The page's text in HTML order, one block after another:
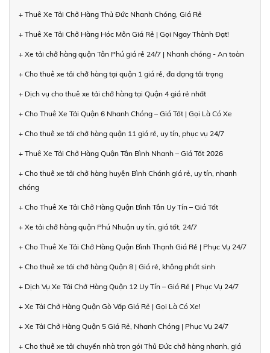
+ Thuê Xe Tải Chở Hàng Thủ Đức Nhanh Chóng, Giá Rẻ
+ Thuê Xe Tải Chở Hàng Hóc Môn Giá Rẻ | Gọi Ngay Thành Đạt!
+ Xe tải chở hàng quận Tân Phú giá rẻ 24/7 | Nhanh chóng - An toàn
+ Cho thuê xe tải chở hàng tại quận 1 giá rẻ, đa dạng tải trọng
+ Dịch vụ cho thuê xe tải chở hàng tại Quận 4 giá rẻ nhất
+ Cho Thuê Xe Tải Quận 6 Nhanh Chóng – Giá Tốt | Gọi Là Có Xe
+ Cho thuê xe tải chở hàng quận 11 giá rẻ, uy tín, phục vụ 24/7
+ Thuê Xe Tải Chở Hàng Quận Tân Bình Nhanh – Giá Tốt 2026
+ Cho thuê xe tải chở hàng huyện Bình Chánh giá rẻ, uy tín, nhanh
chóng
+ Cho Thuê Xe Tải Chở Hàng Quận Bình Tân Uy Tín – Giá Tốt
+ Xe tải chở hàng quận Phú Nhuận uy tín, giá tốt, 24/7
+ Cho Thuê Xe Tải Chở Hàng Quận Bình Thạnh Giá Rẻ | Phục Vụ 24/7
+ Cho thuê xe tải chở hàng Quận 8 | Giá rẻ, không phát sinh
+ Dịch Vụ Xe Tải Chở Hàng Quận 12 Uy Tín – Giá Rẻ | Phục Vụ 24/7
+ Xe Tải Chở Hàng Quận Gò Vấp Giá Rẻ | Gọi Là Có Xe!
+ Xe Tải Chở Hàng Quận 5 Giá Rẻ, Nhanh Chóng | Phục Vụ 24/7
+ Cho thuê xe tải chuyển nhà trọn gói Thủ Đức chở hàng nhanh, giá